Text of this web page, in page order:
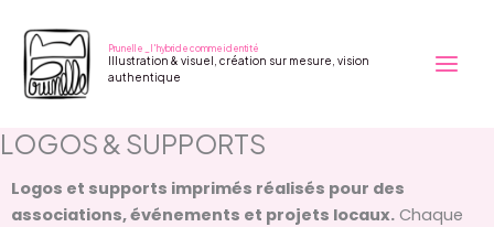
contenu
Prunelle _ l'hybride comme identité
Illustration & visuel, création sur mesure, vision
authentique
LOGOS & SUPPORTS
Logos et supports imprimés réalisés pour des
associations, événements et projets locaux. Chaque